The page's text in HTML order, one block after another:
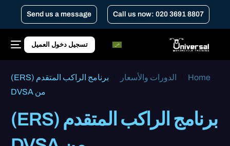
Call us now: 020 3691 8807
Send us a message
تسجيل دخول العميل
Home الدورات والأسعار
برنامج الراكب المتقدم (ERS)
من DVSA
برنامج الراكب المتقدم (ERS)